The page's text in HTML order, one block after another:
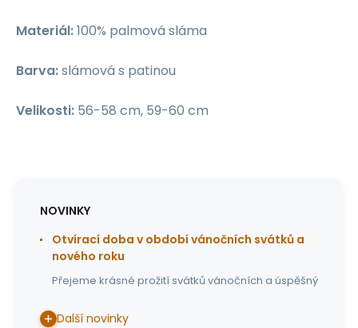
Materiál:100% palmová sláma
Barva:slámová s patinou
Velikosti: 56-58 cm, 59-60 cm
NOVINKY
Otvírací doba v období vánočních svátků a
nového roku
Přejeme krásné prožití svátků vánočních a úspěšný
Další novinky